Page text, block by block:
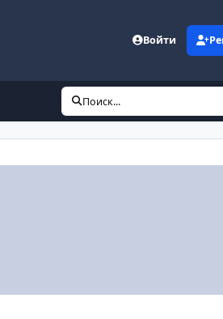
Войти
Поиск...